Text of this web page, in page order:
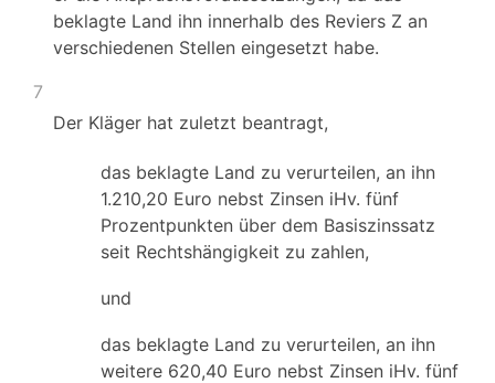
beklagte Land ihn innerhalb des Reviers Z an
verschiedenen Stellen eingesetzt habe.
7
Der Kläger hat zuletzt beantragt,
das beklagte Land zu verurteilen, an ihn
1.210,20 Euro nebst Zinsen iHv. fünf
Prozentpunkten über dem Basiszinssatz
seit Rechtshängigkeit zu zahlen,
und
das beklagte Land zu verurteilen, an ihn
weitere 620,40 Euro nebst Zinsen iHv. fünf